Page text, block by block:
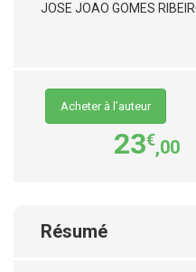
JOSE JOAO GOMES
Acheter à l’auteur
23€,00
Résumé